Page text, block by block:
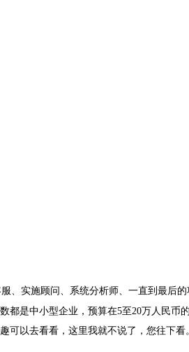
、实施顾问、系统分析师、一直到最后
是中小型企业，预算在5至20万人民币
可以去看看，这里我就不说了，您往下看